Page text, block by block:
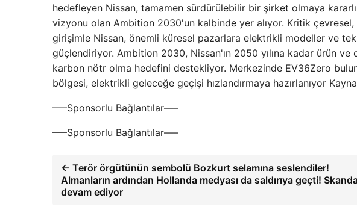
hedefleyen Nissan, tamamen sürdürülebilir bir şirket olmaya
vizyonu olan Ambition 2030'un kalbinde yer alıyor. Kritik çevresel,
girişimle Nissan, önemli küresel pazarlara elektrikli modeller ve
güçlendiriyor. Ambition 2030, Nissan'ın 2050 yılına kadar ürün ve
karbon nötr olma hedefini destekliyor. Merkezinde EV36Zero
bölgesi, elektrikli geleceğe geçişi hızlandırmaya hazırlanıyor
—–Sponsorlu Bağlantılar—–
—–Sponsorlu Bağlantılar—–
← Terör örgütünün sembolü Bozkurt selamına seslendiler!
Almanların ardından Hollanda medyası da saldırıya geçti!
devam ediyor